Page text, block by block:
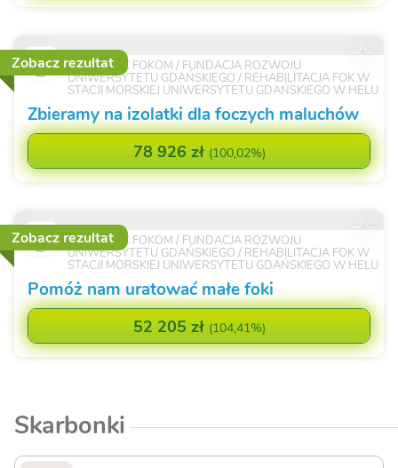
Zobacz rezultatNA POMOC FOKOM / FUNDACJA ROZWOJU
UNIWERSYTETU GDAŃSKIEGO / REHABILITACJA FOK W
STACJI MORSKIEJ UNIWERSYTETU GDAŃSKIEGO W HELU
Zbieramy na izolatki dla foczych maluchów
78 926 zł (100,02%)
Zobacz rezultatNA POMOC FOKOM / FUNDACJA ROZWOJU
UNIWERSYTETU GDAŃSKIEGO / REHABILITACJA FOK W
STACJI MORSKIEJ UNIWERSYTETU GDAŃSKIEGO W HELU
Pomóż nam uratować małe foki
52 205 zł (104,41%)
Skarbonki